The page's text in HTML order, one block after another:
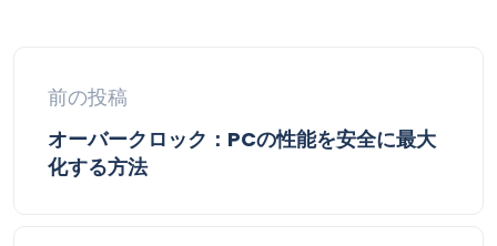
前の投稿
オーバークロック：PCの性能を安全に最大
化する方法